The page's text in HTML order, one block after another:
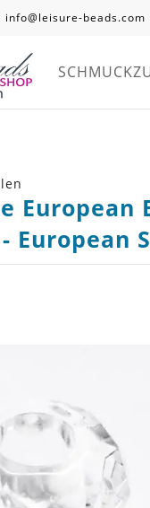
info@leisure-beads.com
European